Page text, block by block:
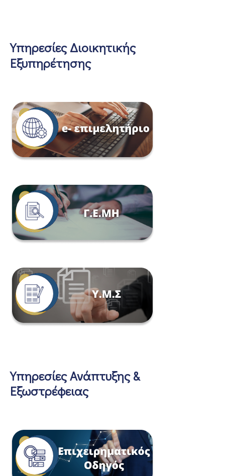
Υπηρεσίες Διοικητικής
Εξυπηρέτησης
Υπηρεσίες Ανάπτυξης &
Εξωστρέφειας